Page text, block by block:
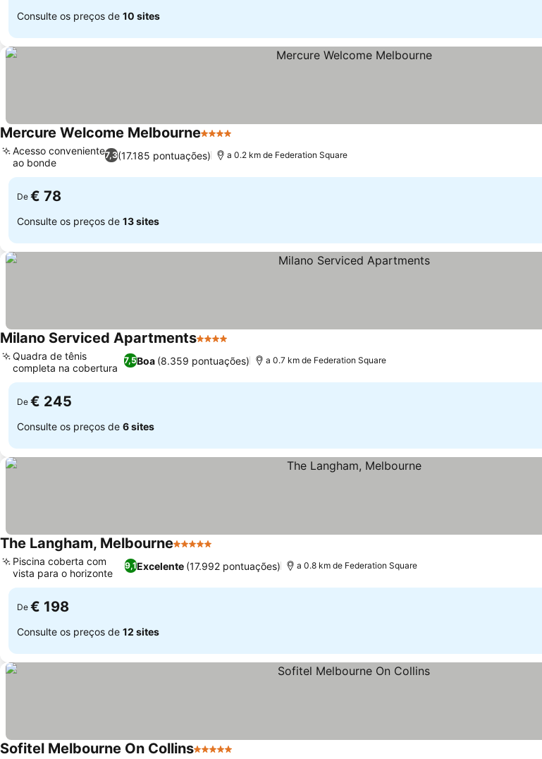
Consulte os preços de 10 sites
Mercure Welcome Melbourne4 Estrelas
7,3(17.185 pontuações)
Acesso conveniente
ao bonde
a 0.2 km de Federation Square
De € 78
Consulte os preços de 13 sites
Milano Serviced Apartments4 Estrelas
7,5Boa (8.359 pontuações)
Quadra de tênis
completa na cobertura
a 0.7 km de Federation Square
De € 245
Consulte os preços de 6 sites
The Langham, Melbourne5 Estrelas
9,1Excelente (17.992 pontuações)
Piscina coberta com
vista para o horizonte
a 0.8 km de Federation Square
De € 198
Consulte os preços de 12 sites
Sofitel Melbourne On Collins5 Estrelas